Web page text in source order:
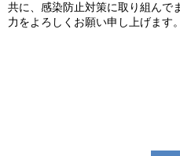
共に、感染防止対策に取り組んで
力をよろしくお願い申し上げます。